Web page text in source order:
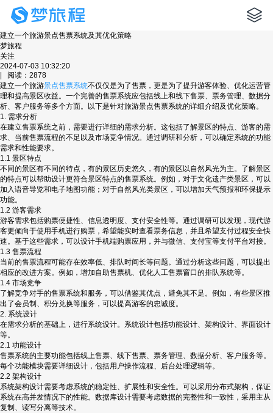
建立一个旅游景点售票系统及其优化策略
梦旅程
关注
2024-07-03 10:32:20
| 阅读：2878
建立一个旅游景点售票系统不仅仅是为了售票，更是为了提升游客体验、优化运营管
理和提高景区收益。一个完善的售票系统应包括线上和线下售票、票务管理、数据分
析、客户服务等多个方面。以下是针对旅游景点售票系统的详细介绍及优化策略。
1. 需求分析
在建立售票系统之前，需要进行详细的需求分析。这包括了解景区的特点、游客的需
求、当前售票流程的不足以及市场竞争情况。通过调研和分析，可以确定系统的功能
需求和性能要求。
1.1 景区特点
不同的景区有不同的特点，有的景区历史悠久，有的景区以自然风光为主。了解景区
的特点可以帮助设计更符合景区特点的售票系统。例如，对于文化遗产类景区，可以
加入语音导览和电子地图功能；对于自然风光类景区，可以增加天气预报和环保提示
功能。
1.2 游客需求
游客需求包括购票便捷性、信息透明度、支付安全性等。通过调研可以发现，现代游
客更倾向于使用手机进行购票，希望能实时查看票务信息，并且希望支付过程安全快
速。基于这些需求，可以设计手机端购票应用，并与微信、支付宝等支付平台对接。
1.3 售票流程
当前的售票流程可能存在效率低、排队时间长等问题。通过分析这些问题，可以提出
相应的改进方案。例如，增加自助售票机、优化人工售票窗口的排队系统等。
1.4 市场竞争
了解竞争对手的售票系统和服务，可以借鉴其优点，避免其不足。例如，有些景区推
出了会员制、积分兑换等服务，可以提高游客的忠诚度。
2. 系统设计
在需求分析的基础上，进行系统设计。系统设计包括功能设计、架构设计、界面设计
等。
2.1 功能设计
售票系统的主要功能包括线上售票、线下售票、票务管理、数据分析、客户服务等。
每个功能模块需要详细设计，包括用户操作流程、后台处理逻辑等。
2.2 架构设计
系统架构设计需要考虑系统的稳定性、扩展性和安全性。可以采用分布式架构，保证
系统在高并发情况下的性能。数据库设计需要考虑数据的完整性和一致性，采用主从
复制、读写分离等技术。